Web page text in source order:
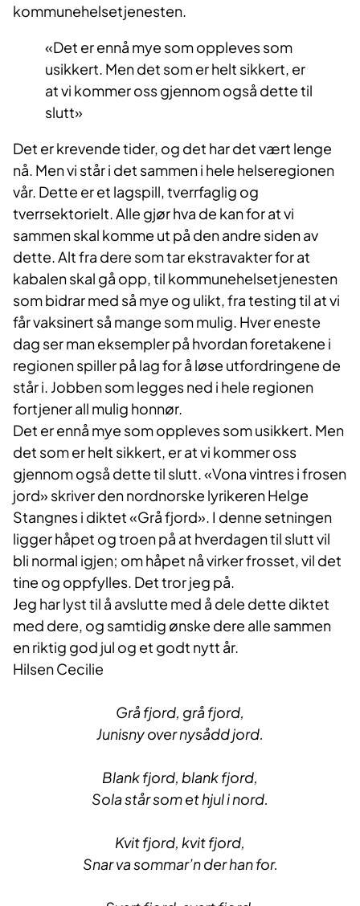
kommunehelsetjenesten.
Det er ennå mye som oppleves som
usikkert. Men det som er helt sikkert, er
at vi kommer oss gjennom også dette til
slutt
Det er krevende tider, og det har det vært lenge
nå. Men vi står i det sammen i hele helseregionen
vår. Dette er et lagspill, tverrfaglig og
tverrsektorielt. Alle gjør hva de kan for at vi
sammen skal komme ut på den andre siden av
dette. Alt fra dere som tar ekstravakter for at
kabalen skal gå opp, til kommunehelsetjenesten
som bidrar med så mye og ulikt, fra testing til at vi
får vaksinert så mange som mulig. Hver eneste
dag ser man eksempler på hvordan foretakene i
regionen spiller på lag for å løse utfordringene de
står i. Jobben som legges ned i hele regionen
fortjener all mulig honnør.
Det er ennå mye som oppleves som usikkert. Men
det som er helt sikkert, er at vi kommer oss
gjennom også dette til slutt. «Vona vintres i frosen
jord» skriver den nordnorske lyrikeren Helge
Stangnes i diktet «Grå fjord». I denne setningen
ligger håpet og troen på at hverdagen til slutt vil
bli normal igjen; om håpet nå virker frosset, vil det
tine og oppfylles. Det tror jeg på.
Jeg har lyst til å avslutte med å dele dette diktet
med dere, og samtidig ønske dere alle sammen
en riktig god jul og et godt nytt år.
Hilsen Cecilie
Grå fjord, grå fjord,
Junisny over nysådd jord.
Blank fjord, blank fjord,
Sola står som et hjul i nord.
Kvit fjord, kvit fjord,
Snar va sommar’n der han for.